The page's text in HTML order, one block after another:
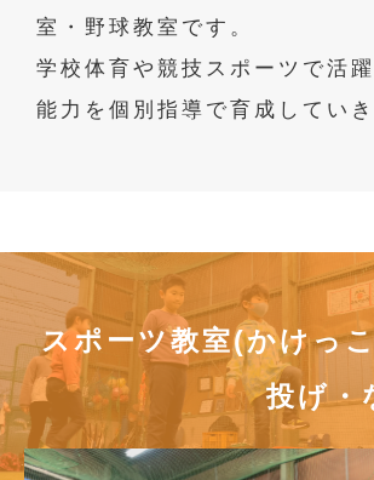
室・野球教室です。
学校体育や競技スポーツで活
能力を個別指導で育成していき
スポーツ教室(かけっ
投げ・